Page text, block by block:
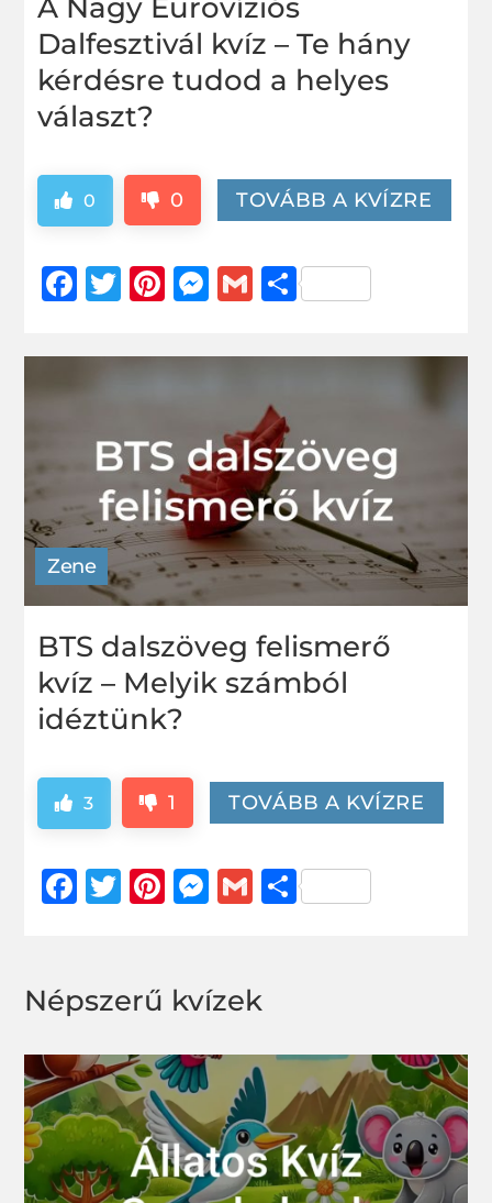
A Nagy Eurovíziós
Dalfesztivál kvíz – Te hány
kérdésre tudod a helyes
választ?
0 0 TOVÁBB A KVÍZRE
Facebook
Twitter
Pinterest
Messenger
GmailOssza
Zene
BTS dalszöveg felismerő
kvíz – Melyik számból
idéztünk?
3 1 TOVÁBB A KVÍZRE
Facebook
Twitter
Pinterest
Messenger
GmailOssza
Népszerű kvízek